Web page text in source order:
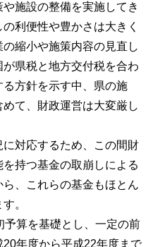
施設の整備を実施してき
利便性や豊かさは大きく
縮小や施策内容の見直し
県税と地方交付税を合わ
方針を示す中、県の施
て、財政運営は大変厳し
対応するため、この間財
持つ基金の取崩しによる
、これらの基金もほとん
。
予算を基礎とし、一定の前
年度から平成22年度まで